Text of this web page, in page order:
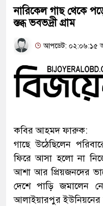
নারিকেল গাছ থেকে
স্তব্ধ ভবভদ্রী গ্রাম
আপডেট: ০২:০৬:১৫
কবির আহমদ ফারুক:
গাছে উঠেছিলেন
ফিরে আসা হলো না
আশা আর প্রিয়জনদের
দেশে পাড়ি জমালেন
আলাইয়ারপুর ইউনিয়নের